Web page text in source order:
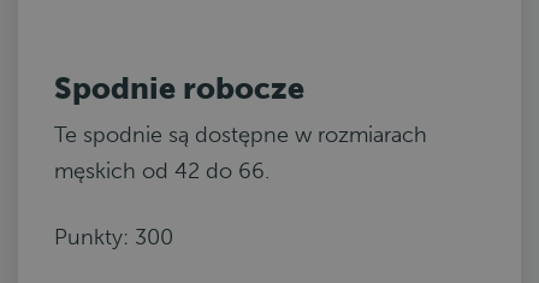
Spodnie robocze
Te spodnie są dostępne w rozmiarach
męskich od 42 do 66.
Punkty: 300